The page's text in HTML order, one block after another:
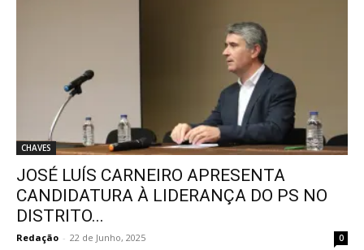
CHAVES
JOSÉ LUÍS CARNEIRO APRESENTA
CANDIDATURA À LIDERANÇA DO PS NO
DISTRITO...
Redação - 22 de Junho, 2025 0